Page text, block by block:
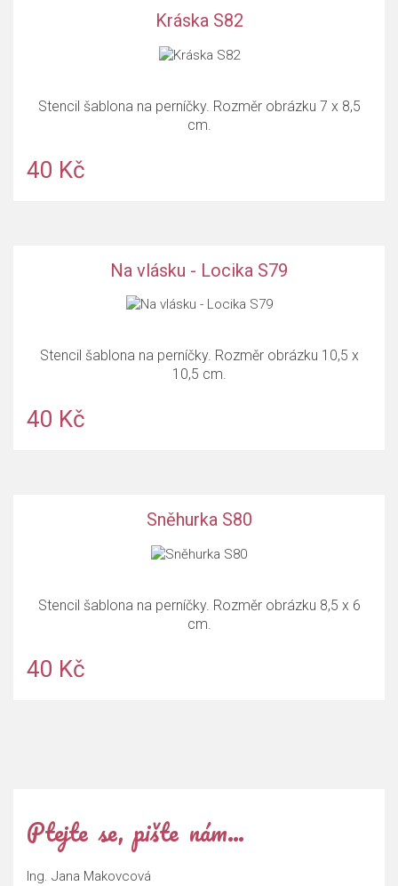
Kráska S82
Stencil šablona na perníčky. Rozměr obrázku 7 x 8,5
cm.
40 Kč
Na vlásku - Locika S79
Stencil šablona na perníčky. Rozměr obrázku 10,5 x
10,5 cm.
40 Kč
Sněhurka S80
Stencil šablona na perníčky. Rozměr obrázku 8,5 x 6
cm.
40 Kč
Ptejte se, pište nám…
Ing. Jana Makovcová